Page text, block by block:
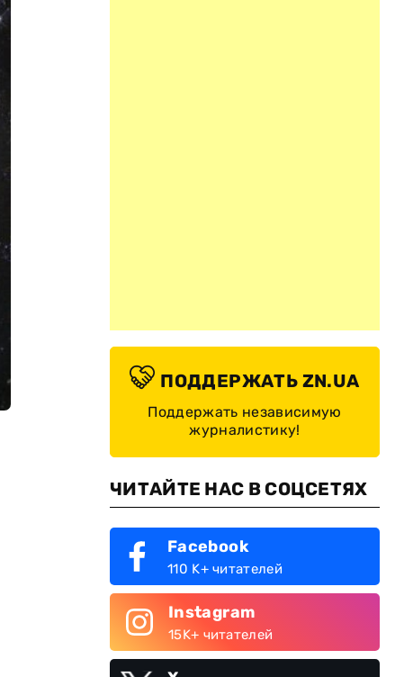
ПОДДЕРЖАТЬ ZN.UA
Поддержать независимую
журналистику!
ЧИТАЙТЕ НАС В СОЦСЕТЯХ
Facebook
110 K+ читателей
Instagram
15K+ читателей